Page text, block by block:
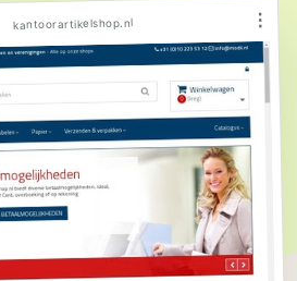
kantoorartikelshop.nl ⋮